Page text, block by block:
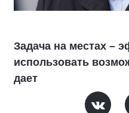
Задача на местах –
использовать
дает